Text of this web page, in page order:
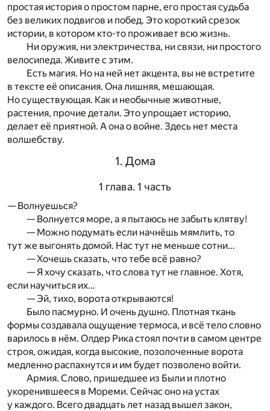
простая история о простом парне, его простая судьба
без великих подвигов и побед. Это короткий срезок
истории, в котором кто-то проживает всю жизнь.
Ни оружия, ни электричества, ни связи, ни простого
велосипеда. Живите с этим.
Есть магия. Но на ней нет акцента, вы не встретите
в тексте её описания. Она лишняя, мешающая.
Но существующая. Как и необычные животные,
растения, прочие детали. Это упрощает историю,
делает её приятной. А она о войне. Здесь нет места
волшебству.
1. Дома
1 глава. 1 часть
— Волнуешься?
— Волнуется море, а я пытаюсь не забыть клятву!
— Можно подумать если начнёшь мямлить, то
тут же выгонять домой. Нас тут не меньше сотни…
— Хочешь сказать, что тебе всё равно?
— Я хочу сказать, что слова тут не главное. Хотя,
если научиться их…
— Эй, тихо, ворота открываются!
Было пасмурно. И очень душно. Плотная ткань
формы создавала ощущение термоса, и всё тело словно
варилось в нём. Олдер Рика стоял почти в самом центре
строя, ожидая, когда высокие, позолоченные ворота
медленно распахнутся и им будет позволено войти.
Армия. Слово, пришедшее из Были и плотно
укоренившееся в Мореми. Сейчас оно на устах
у каждого. Всего двадцать лет назад вышел закон,